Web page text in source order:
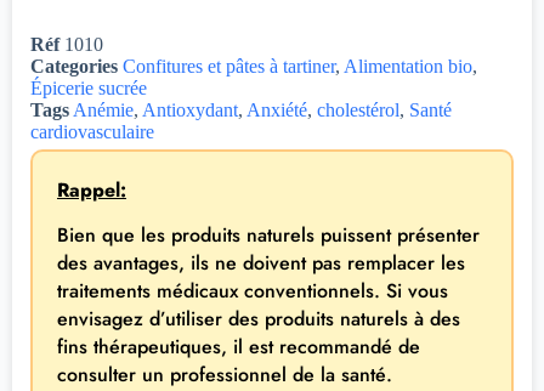
Réf 1010
Categories Confitures et pâtes à tartiner, Alimentation bio,
Épicerie sucrée
Tags Anémie, Antioxydant, Anxiété, cholestérol, Santé
cardiovasculaire
Rappel:
Bien que les produits naturels puissent présenter
des avantages, ils ne doivent pas remplacer les
traitements médicaux conventionnels. Si vous
envisagez d’utiliser des produits naturels à des
fins thérapeutiques, il est recommandé de
consulter un professionnel de la santé.